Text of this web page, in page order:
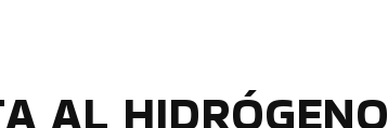
AL HIDRÓGENO